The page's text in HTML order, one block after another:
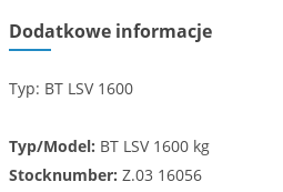
Dodatkowe informacje
Typ: BT LSV 1600
Typ/Model: BT LSV 1600 kg
Stocknumber: Z.03 16056